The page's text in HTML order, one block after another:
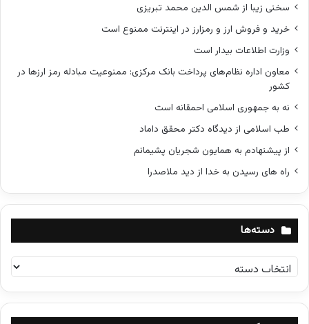
سخنی زیبا از شمس الدین محمد تبریزی
خرید و فروش ارز و رمزارز در اینترنت ممنوع است
وزارت اطلاعات بیدار است
معاون اداره نظام‌های پرداخت بانک مرکزی: ممنوعیت مبادله رمز ارزها در
کشور
نه به جمهوری اسلامی احمقانه است
طب اسلامی از دیدگاه دکتر محقق داماد
از پیشنهادم به همایون شجریان پشیمانم
راه های رسیدن به خدا از دید ملاصدرا
دسته‌ها
س
ت
ه‌